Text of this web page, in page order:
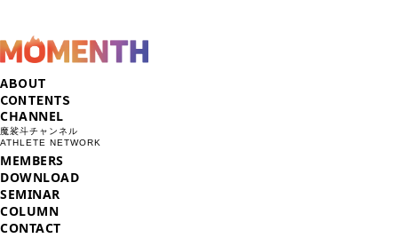
ABOUT
CONTENTS
CHANNEL
魔裟斗チャンネル
ATHLETE NETWORK
MEMBERS
DOWNLOAD
SEMINAR
COLUMN
CONTACT